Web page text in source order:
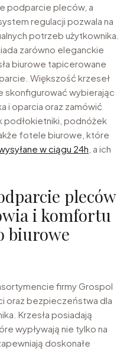
podparcie pleców, a
regulacji pozwala na
potrzeb użytkownika.
zarówno eleganckie
biurowe tapicerowane
Większość krzeseł
skonfigurować wybierając
i oparcia oraz zamówić
podłokietniki, podnóżek
fotele biurowe, które
w ciągu 24h , a ich
pleców
i komfortu
biurowe
firmy Grospol
oraz bezpieczeństwa dla
Krzesła posiadają
wypływają nie tylko na
doskonałe